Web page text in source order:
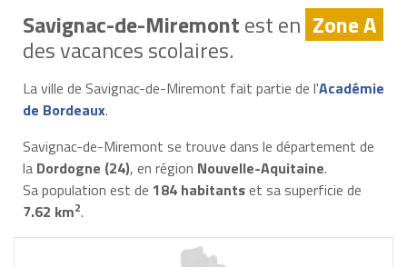
Savignac-de-Miremontest en Zone A
des vacances scolaires.
La ville de Savignac-de-Miremont fait partie de l'Académie
de Bordeaux.
Savignac-de-Miremont se trouve dans le département de
la Dordogne (24), en région Nouvelle-Aquitaine.
Sa population est de 184 habitantset sa superficie de
7.62 km2.